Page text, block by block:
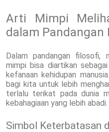
Arti Mimpi
dalam Pandangan
Dalam pandangan filosofi,
mimpi bisa diartikan
kefanaan kehidupan
bagi kita untuk lebih
terlalu terikat pada dunia
kebahagiaan yang lebih abadi.
Simbol Keterbatasan